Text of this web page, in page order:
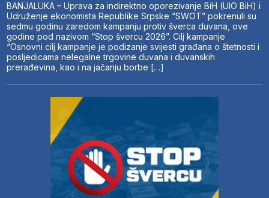
BANJALUKA – Uprava za indirektno oporezivanje BiH (UIO BiH) i
Udruženje ekonomista Republike Srpske “SWOT” pokrenuli su
sedmu godinu zaredom kampanju protiv šverca duvana, ove
godine pod nazivom “Stop švercu 2026”. Cilj kampanje
“Osnovni cilj kampanje je podizanje svijesti građana o štetnosti i
posljedicama nelegalne trgovine duvana i duvanskih
prerađevina, kao i na jačanju borbe […]